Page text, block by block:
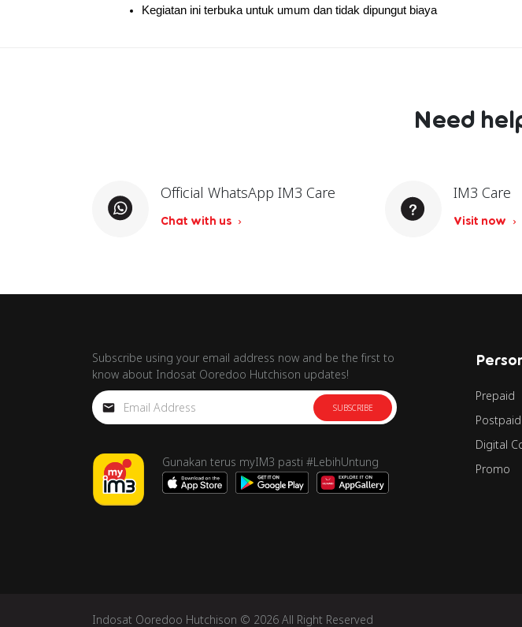
Kegiatan ini terbuka untuk umum dan tidak dipungut biaya
Need
Official WhatsApp IM3 Care
Chat with us
IM3 Care
Visit now
Subscribe using your email address now and be the first to
know about Indosat Ooredoo Hutchison updates!
SUBSCRIBE
Gunakan terus myIM3 pasti #LebihUntung
Prepaid
Postpaid
Digital
Promo
Indosat Ooredoo Hutchison © 2026 All Right Reserved